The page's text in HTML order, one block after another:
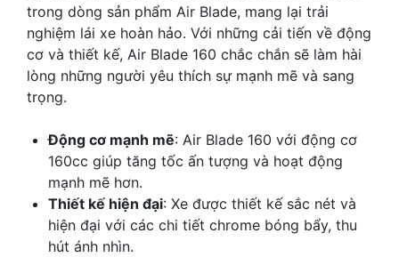
trong dòng sản phẩm Air Blade, mang lại trải
nghiệm lái xe hoàn hảo. Với những cải tiến về động
cơ và thiết kế, Air Blade 160 chắc chắn sẽ làm hài
lòng những người yêu thích sự mạnh mẽ và sang
trọng.
Động cơ mạnh mẽ: Air Blade 160 với động cơ
160cc giúp tăng tốc ấn tượng và hoạt động
mạnh mẽ hơn.
Thiết kế hiện đại: Xe được thiết kế sắc nét và
hiện đại với các chi tiết chrome bóng bẩy, thu
hút ánh nhìn.